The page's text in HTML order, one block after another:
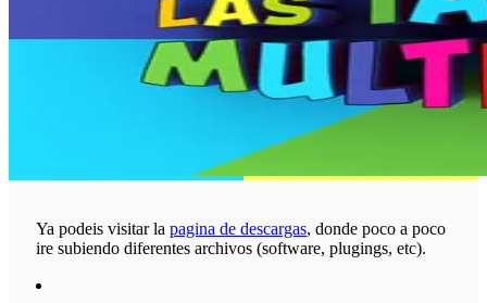
Ya podeis visitar la pagina de descargas, donde poco a poco
ire subiendo diferentes archivos (software, plugings, etc).